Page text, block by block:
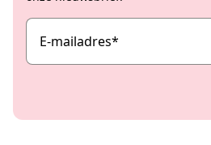
E-mailadres*